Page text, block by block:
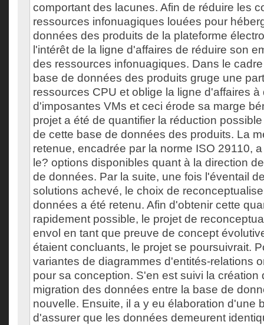
comportant des lacunes. Afin de réduire les
ressources infonuagiques louées pour
données des produits de la plateforme
l'intérêt de la ligne d'affaires de réduire son
des ressources infonuagiques. Dans le
base de données des produits gruge une
ressources CPU et oblige la ligne d'affaires
d'imposantes VMs et ceci érode sa marge
projet a été de quantifier la réduction
de cette base de données des produits. La
retenue, encadrée par la norme ISO 29110,
le? options disponibles quant à la direction
de données. Par la suite, une fois l'éventail
solutions achevé, le choix de
données a été retenu. Afin d'obtenir cette
rapidement possible, le projet de
envol en tant que preuve de concept
étaient concluants, le projet se poursuivrait.
variantes de diagrammes d'entités-relations
pour sa conception. S'en est suivi la création
migration des données entre la base de
nouvelle. Ensuite, il a y eu élaboration d'une
d'assurer que les données demeurent